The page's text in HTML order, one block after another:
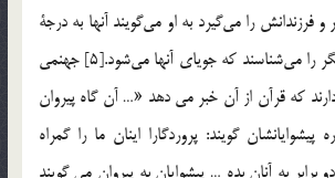
فرزندانش را مي‌گيرد به او مي‌گويند آنها به درجة
تو نرسيده‌اند پس همديگر را مي‌شناسند كه جوياي آنها مي‌شود.[5] جهنمي
که قرآن از آن خبر مي دهد «… آن گاه پيروان
پيشوايانشان گويند: پروردگارا اينان ما را گمراه
به آنان بده … پيشوايان به پيروان مي گويند